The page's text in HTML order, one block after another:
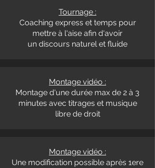
Tournage :
Coaching express et temps pour
mettre à l'aise afin d'avoir
un discours naturel et fluide
Montage vidéo :
Montage d'une durée max de 2 à 3
minutes avec titrages et musique
libre de droit
Montage vidéo :
Une modification possible après 1ere